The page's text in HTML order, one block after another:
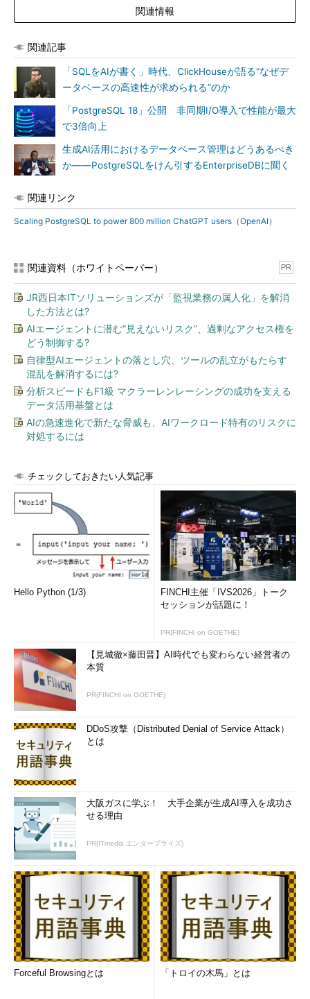
関連情報
関連記事
「SQLをAIが書く」時代、ClickHouseが語る“なぜデ
ータベースの高速性が求められる”のか
「PostgreSQL 18」公開 非同期I/O導入で性能が最大
で3倍向上
生成AI活用におけるデータベース管理はどうあるべき
か――PostgreSQLをけん引するEnterpriseDBに聞く
関連リンク
Scaling PostgreSQL to power 800 million ChatGPT users（OpenAI）
関連資料（ホワイトペーパー） PR
JR西日本ITソリューションズが「監視業務の属人化」を解消
した方法とは?
AIエージェントに潜む“見えないリスク”、過剰なアクセス権を
どう制御する?
自律型AIエージェントの落とし穴、ツールの乱立がもたらす
混乱を解消するには?
分析スピードもF1級 マクラーレンレーシングの成功を支える
データ活用基盤とは
AIの急速進化で新たな脅威も、AIワークロード特有のリスクに
対処するには
チェックしておきたい人気記事
Hello Python (1/3)
FINCHI主催「IVS2026」トーク
セッションが話題に！
PR(FINCHI on GOETHE)
【見城徹×藤田晋】AI時代でも変わらない経営者の
本質
PR(FINCHI on GOETHE)
DDoS攻撃（Distributed Denial of Service Attack）
とは
大阪ガスに学ぶ！ 大手企業が生成AI導入を成功さ
せる理由
PR(ITmedia エンタープライズ)
Forceful Browsingとは 「トロイの木馬」とは